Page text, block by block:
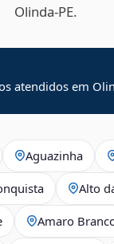
Olinda‑PE.
atendidos em
Aguazinha
Alto
Amaro